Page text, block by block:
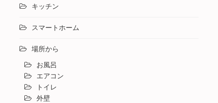
キッチン
スマートホーム
場所から
お風呂
エアコン
トイレ
外壁